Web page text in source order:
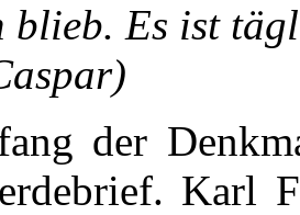
blieb. Es ist
der
Karl